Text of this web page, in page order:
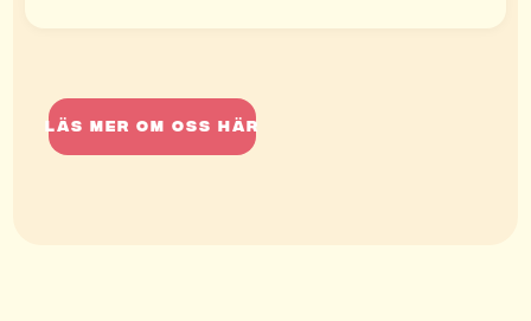
Läs mer om oss här